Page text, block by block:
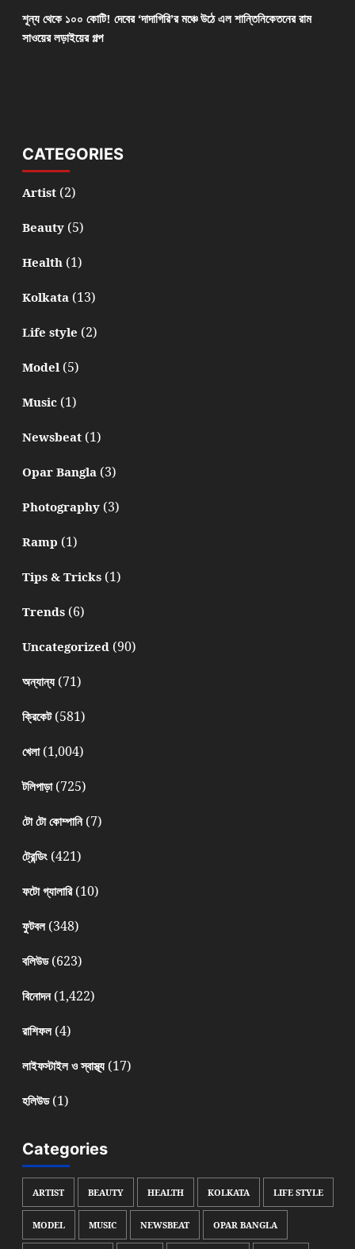
শূন্য থেকে ১০০ কোটি! দেবের ‘দাদাগিরি’র মঞ্চে উঠে এল শান্তিনিকেতনের রাম
সাওয়ের লড়াইয়ের গল্প
CATEGORIES
Artist(2)
Beauty(5)
Health(1)
Kolkata(13)
Life style (2)
Model(5)
Music(1)
Newsbeat(1)
Opar Bangla(3)
Photography(3)
Ramp (1)
Tips & Tricks(1)
Trends(6)
Uncategorized(90)
অন্যান্য(71)
ক্রিকেট(581)
খেলা(1,004)
টলিপাড়া(725)
টো টো কোম্পানি(7)
ট্রেন্ডিং(421)
ফটো গ্যালারি(10)
ফুটবল(348)
বলিউড(623)
বিনোদন(1,422)
রাশিফল(4)
লাইফস্টাইল ও স্বাস্থ্য(17)
হলিউড(1)
Categories
ARTIST BEAUTY HEALTH KOLKATA LIFE STYLE
MODEL MUSIC NEWSBEAT OPAR BANGLA